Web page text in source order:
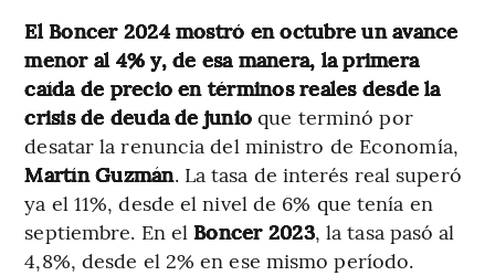
El Boncer 2024 mostró en octubre un avance
menor al 4% y, de esa manera, la primera
caída de precio en términos reales desde la
crisis de deuda de junio que terminó por
desatar la renuncia del ministro de Economía,
Martín Guzmán. La tasa de interés real superó
ya el 11%, desde el nivel de 6% que tenía en
septiembre. En el Boncer 2023, la tasa pasó al
4,8%, desde el 2% en ese mismo período.